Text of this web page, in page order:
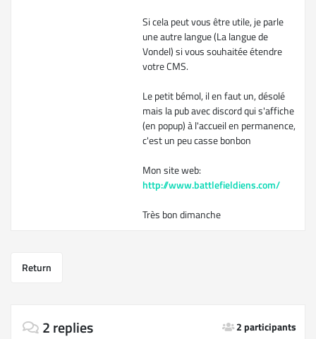
Si cela peut vous être utile, je parle
une autre langue (La langue de
Vondel) si vous souhaitée étendre
votre CMS.
Le petit bémol, il en faut un, désolé
mais la pub avec discord qui s'affiche
(en popup) à l'accueil en permanence,
c'est un peu casse bonbon
Mon site web:
http://www.battlefieldiens.com/
Très bon dimanche
Return
2 participants
2 replies